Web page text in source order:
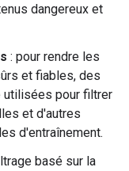
dangereux et
: pour rendre les
et fiables, des
utilisées pour filtrer
et d'autres
d'entraînement.
basé sur la